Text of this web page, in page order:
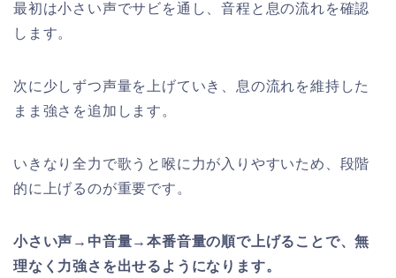
最初は小さい声でサビを通し、音程と息の流れを確認
します。
次に少しずつ声量を上げていき、息の流れを維持した
まま強さを追加します。
いきなり全力で歌うと喉に力が入りやすいため、段階
的に上げるのが重要です。
小さい声→中音量→本番音量の順で上げることで、無
理なく力強さを出せるようになります。